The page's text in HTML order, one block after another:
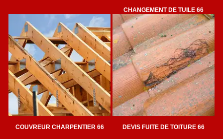
CHANGEMENT DE TUILE 66
COUVREUR CHARPENTIER 66 DEVIS FUITE DE TOITURE 66